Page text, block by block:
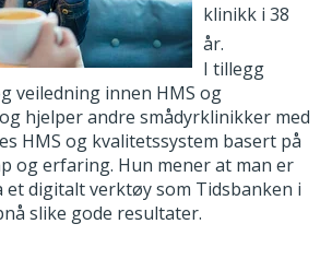
klinikk i 38
år.
I tillegg
veiledning innen HMS og
hjelper andre smådyrklinikker med
HMS og kvalitetssystem basert på
og erfaring. Hun mener at man er
et digitalt verktøy som Tidsbanken i
slike gode resultater.